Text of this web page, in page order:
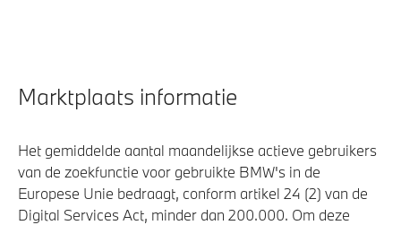
Marktplaats informatie
Het gemiddelde aantal maandelijkse actieve gebruikers
van de zoekfunctie voor gebruikte BMW's in de
Europese Unie bedraagt, conform artikel 24 (2) van de
Digital Services Act, minder dan 200.000. Om deze